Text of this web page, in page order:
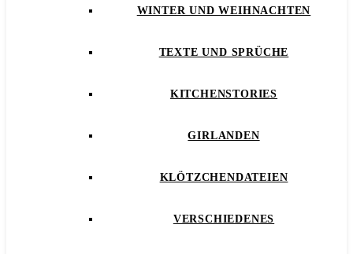
WINTER UND WEIHNACHTEN
TEXTE UND SPRÜCHE
KITCHENSTORIES
GIRLANDEN
KLÖTZCHENDATEIEN
VERSCHIEDENES